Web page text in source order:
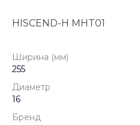
HISCEND-H MHT01
Ширина (мм)
255
Диаметр
16
Бренд